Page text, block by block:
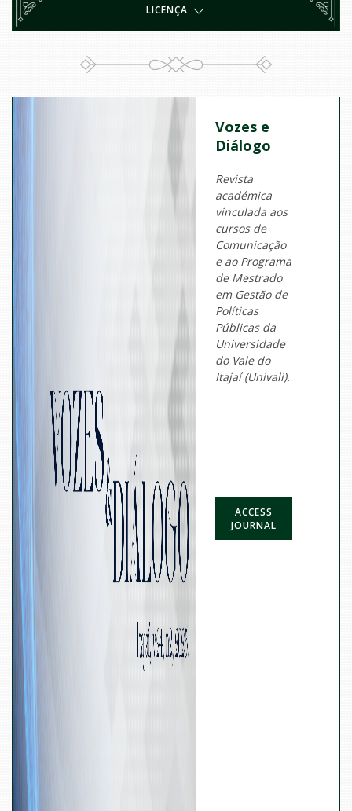
LICENÇA
Vozes e
Diálogo
Revista
académica
vinculada aos
cursos de
Comunicação
e ao Programa
de Mestrado
em Gestão de
Políticas
Públicas da
Universidade
do Vale do
Itajaí (Univali).
ACCESS
JOURNAL